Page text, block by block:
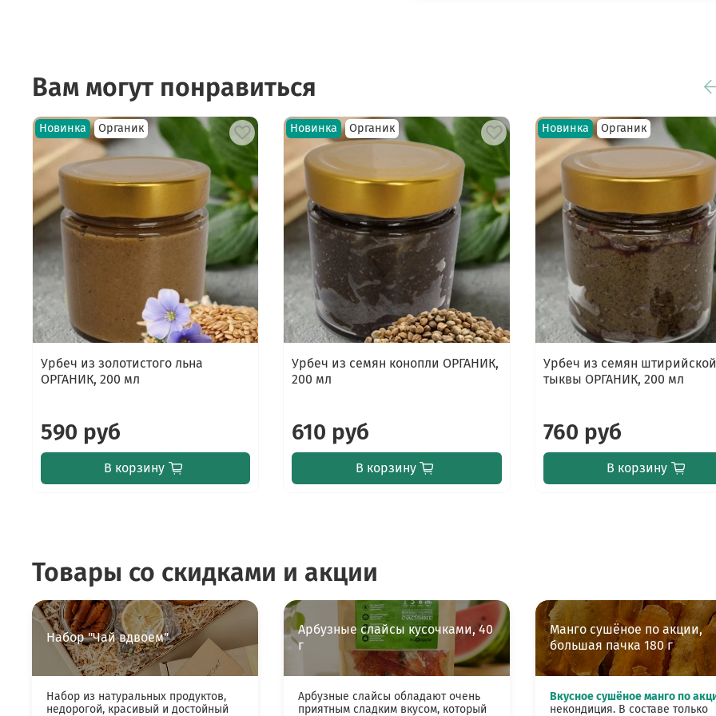
Вам могут понравиться
Новинка Органик
Урбеч из золотистого льна
ОРГАНИК, 200 мл
590 руб
В корзину
Новинка Органик
Урбеч из семян конопли ОРГАНИК,
200 мл
610 руб
В корзину
Новинка Органик
Урбеч из семян штирийской
тыквы ОРГАНИК, 200 мл
760 руб
В корзину
Товары со скидками и акции
Набор "Чай вдвоем"
Набор из натуральных продуктов,
недорогой, красивый и достойный
Арбузные слайсы кусочками, 40
г
Арбузные слайсы обладают очень
приятным сладким вкусом, который
Манго сушёное по акции,
большая пачка 180 г
Вкусное сушёное манго по
некондиция. В составе только